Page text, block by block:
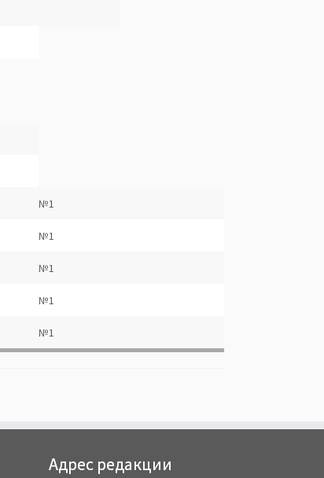
№1
№1
№1
№1
№1
Адрес редакции